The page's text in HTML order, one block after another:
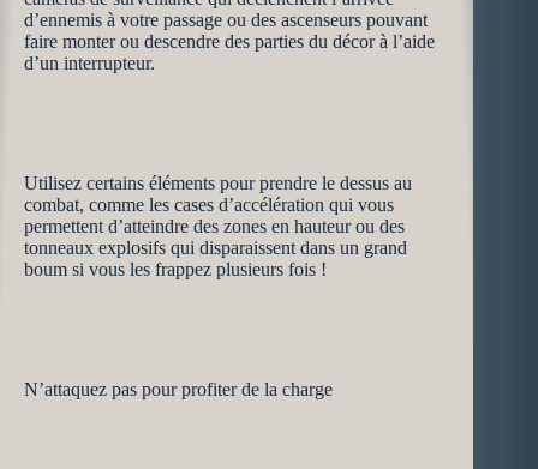
d’ennemis à votre passage ou des ascenseurs pouvant
faire monter ou descendre des parties du décor à l’aide
d’un interrupteur.
Utilisez certains éléments pour prendre le dessus au
combat, comme les cases d’accélération qui vous
permettent d’atteindre des zones en hauteur ou des
tonneaux explosifs qui disparaissent dans un grand
boum si vous les frappez plusieurs fois !
N’attaquez pas pour profiter de la charge